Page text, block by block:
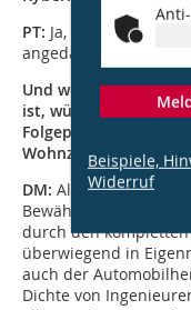
PT: Ja, natürlich. Es
angedacht haben
Und wenn die
ist, würden Sie, lieber
Folgeprojekten noch
Wohnzwilling für Ihr
DM: Also das Haus
Bewährungsprobe
durch den
überwiegend in
auch der
Dichte von
Beispiele,
Widerruf